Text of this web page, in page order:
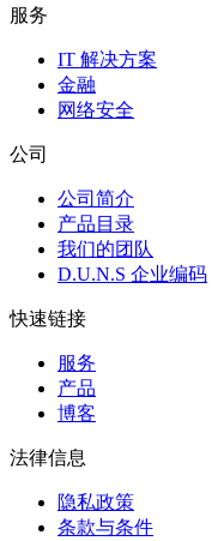
服务
IT 解决方案
金融
网络安全
公司
公司简介
产品目录
我们的团队
D.U.N.S 企业编码
快速链接
服务
产品
博客
法律信息
隐私政策
条款与条件